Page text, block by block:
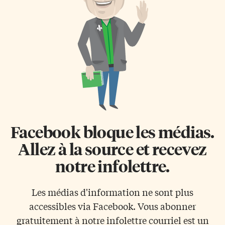
financée par le Consortium
national de formation en santé
(CNFS) présente des résultats
d’une étude populationnelle
pendant une dizaine d’années
auprès d’environ 200 000
personnes vivant dans des
établissements de soins de
de la ville «Le tempo, c’est le
rythme. C’est la vitesse. C’est un
battement de cœur. C’est ce que
vous ressentez lorsque […]
Facebook bloque les médias.
Allez à la source et recevez
notre infolettre.
Les médias d'information ne sont plus
accessibles via Facebook. Vous abonner
gratuitement à notre infolettre courriel est un